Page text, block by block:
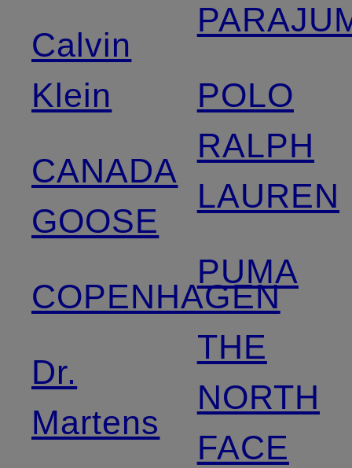
Calvin
Klein
CANADA
GOOSE
COPENHAGEN
Dr.
Martens
POLO
RALPH
LAUREN
PUMA
THE
NORTH
FACE